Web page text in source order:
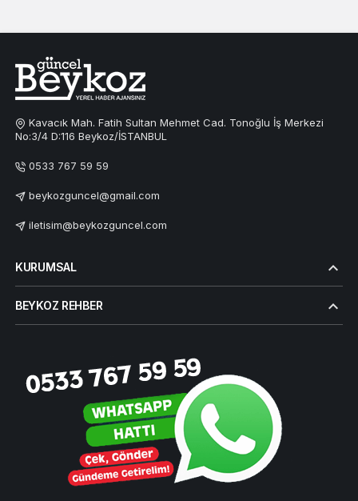
Kavacık Mah. Fatih Sultan Mehmet Cad. Tonoğlu İş Merkezi
No:3/4 D:116 Beykoz/İSTANBUL
0533 767 59 59
beykozguncel@gmail.com
iletisim@beykozguncel.com
KURUMSAL
BEYKOZ REHBER